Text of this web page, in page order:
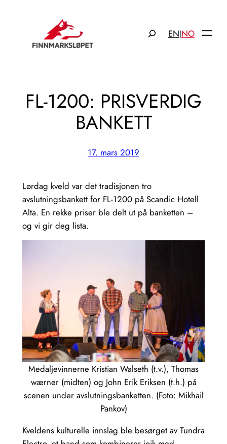
EN|NO
FL-1200: PRISVERDIG
BANKETT
17. mars 2019
Lørdag kveld var det tradisjonen tro
avslutningsbankett for FL-1200 på Scandic Hotell
Alta. En rekke priser ble delt ut på banketten –
og vi gir deg lista.
Medaljevinnerne Kristian Walseth (t.v.), Thomas
wærner (midten) og John Erik Eriksen (t.h.) på
scenen under avslutningsbanketten. (Foto: Mikhail
Pankov)
Kveldens kulturelle innslag ble besørget av Tundra